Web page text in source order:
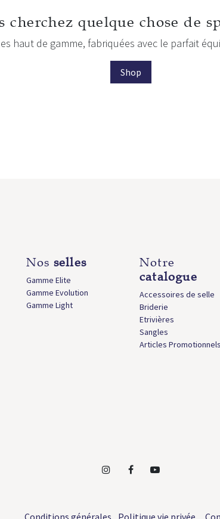
cherchez quelque chose de
haut de gamme, fabriquées avec le parfait
Shop
Nos selles
Gamme Elite
Gamme Evolution
Gamme Light
Notre
catalogue
Accessoires de selle
Briderie
Etrivières
Sangles
Articles Promotionnels